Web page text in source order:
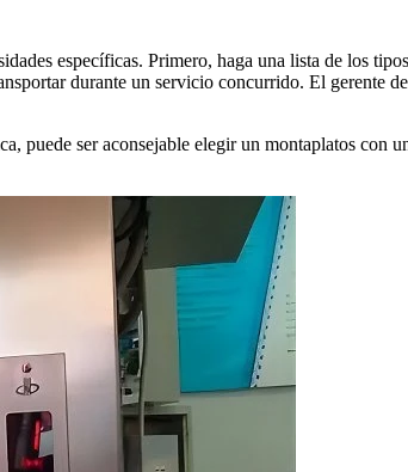
específicas. Primero, haga una lista de los
durante un servicio concurrido. El gerente
puede ser aconsejable elegir un montaplatos con